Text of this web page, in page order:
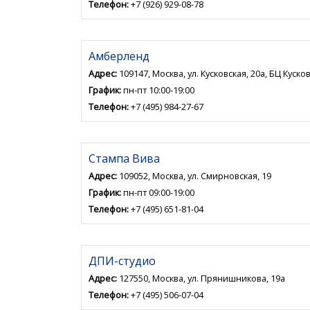
Телефон:+7 (926) 929-08-78
Амберленд
Адрес: 109147, Москва, ул. Кусковская, 20а, БЦ
График:пн-пт 10:00-19:00
Телефон:+7 (495) 984-27-67
Стампа Вива
Адрес: 109052, Москва, ул. Смирновская, 19
График:пн-пт 09:00-19:00
Телефон:+7 (495) 651-81-04
ДПИ-студио
Адрес: 127550, Москва, ул. Прянишникова, 19а
Телефон:+7 (495) 506-07-04